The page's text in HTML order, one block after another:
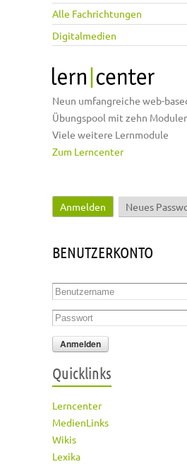
Alle Fachrichtungen
Digitalmedien
Neun umfangreiche web-
Übungspool mit zehn
Viele weitere Lernmodule
Zum Lerncenter
Haupt-Reiter
Anmelden (aktiver Reiter)
Neues
BENUTZERKONTO
Benutzername
Passwort
Quicklinks
Lerncenter
MedienLinks
Wikis
Lexika